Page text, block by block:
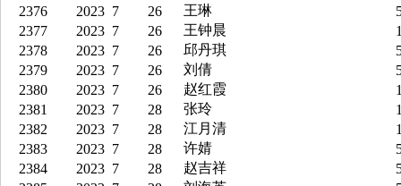
2376
2023 7 26 王琳
2377
2023 7 26 王钟晨
2378
2023 7 26 邱丹琪
2379
2023 7 26 刘倩
2380
2023 7 26 赵红霞
2381
2023 7 28 张玲
2382
2023 7 28 江月清
2383
2023 7 28 许婧
2384
2023 7 28 赵吉祥